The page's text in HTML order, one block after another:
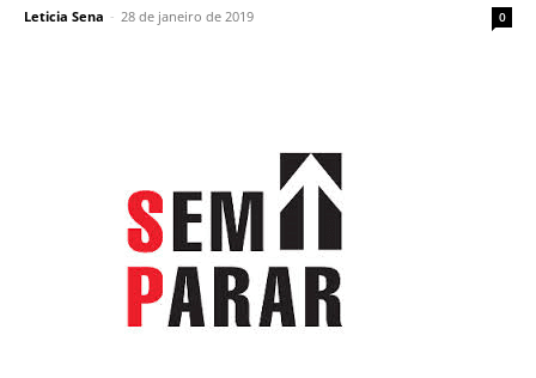
Leticia Sena - 28 de janeiro de 2019 0